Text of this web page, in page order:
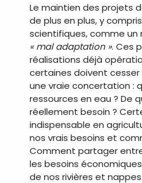
Le maintien des projets
de plus en plus, y
scientifiques, comme un
« mal adaptation ». Ces
réalisations déjà
certaines doivent
une vraie concertation :
ressources en eau ? De
réellement besoin ?
indispensable en
nos vrais besoins et
Comment partager
les besoins
de nos rivières et